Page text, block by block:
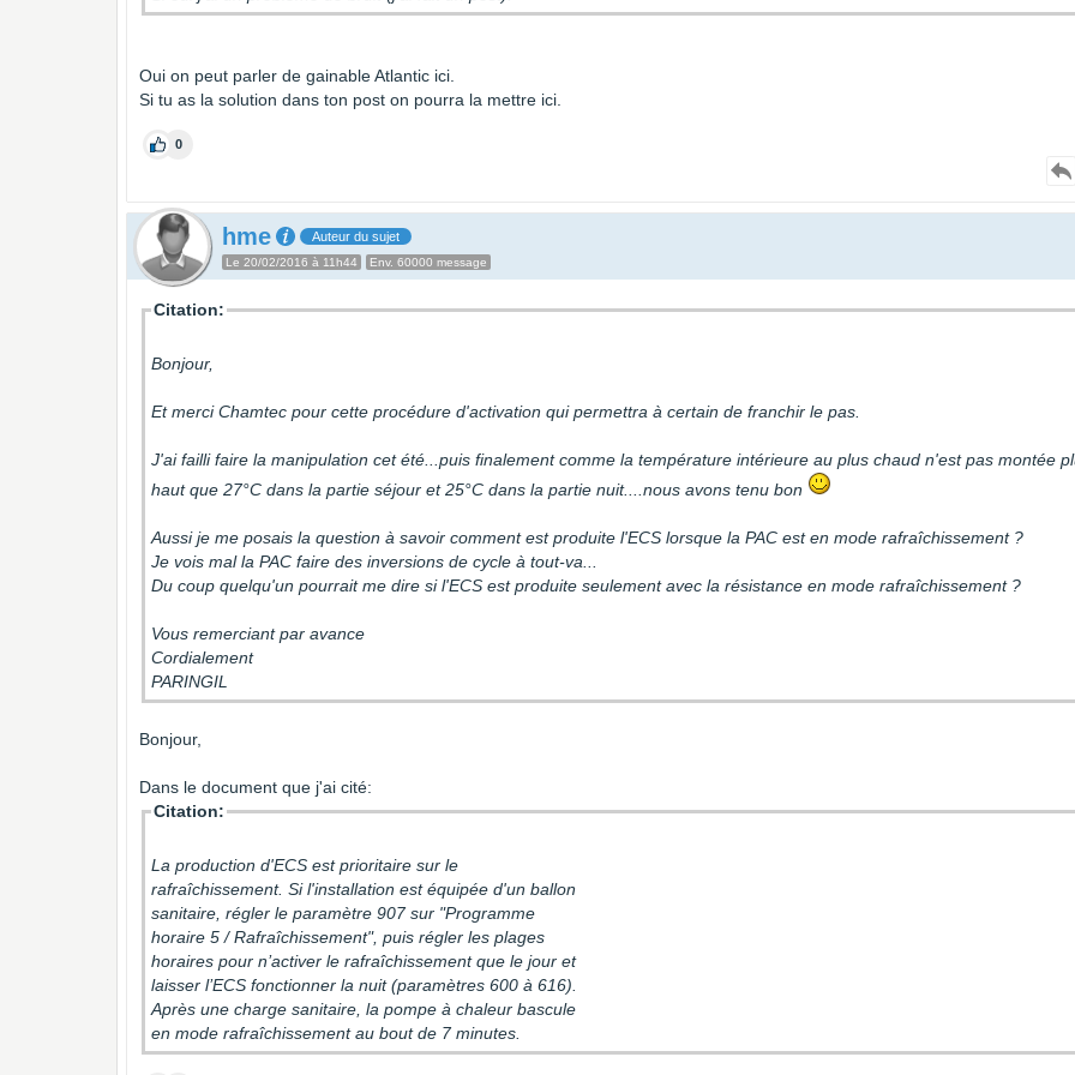
Oui on peut parler de gainable Atlantic ici.
Si tu as la solution dans ton post on pourra la mettre ici.
0
hme Auteur du sujet
Le 20/02/2016 à 11h44 Env. 60000 message
Citation:
Bonjour,
Et merci Chamtec pour cette procédure d'activation qui permettra à certain de franchir le pas.
J'ai failli faire la manipulation cet été...puis finalement comme la température intérieure au plus chaud n'est pas montée
haut que 27°C dans la partie séjour et 25°C dans la partie nuit....nous avons tenu bon
Aussi je me posais la question à savoir comment est produite l'ECS lorsque la PAC est en mode rafraîchissement ?
Je vois mal la PAC faire des inversions de cycle à tout-va...
Du coup quelqu'un pourrait me dire si l'ECS est produite seulement avec la résistance en mode rafraîchissement ?
Vous remerciant par avance
Cordialement
PARINGIL
Bonjour,
Dans le document que j'ai cité:
Citation:
La production d'ECS est prioritaire sur le
rafraîchissement. Si l'installation est équipée d'un ballon
sanitaire, régler le paramètre 907 sur "Programme
horaire 5 / Rafraîchissement", puis régler les plages
horaires pour n’activer le rafraîchissement que le jour et
laisser l’ECS fonctionner la nuit (paramètres 600 à 616).
Après une charge sanitaire, la pompe à chaleur bascule
en mode rafraîchissement au bout de 7 minutes.